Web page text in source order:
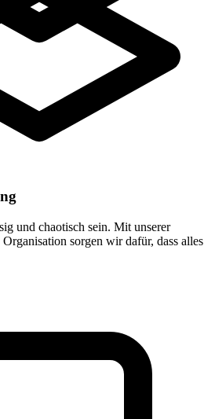
und chaotisch sein. Mit unserer
sorgen wir dafür, dass alles